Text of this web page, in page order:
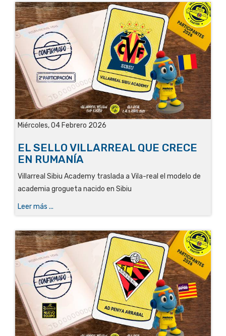
Miércoles, 04 Febrero 2026
EL SELLO VILLARREAL QUE CRECE
EN RUMANÍA
Villarreal Sibiu Academy traslada a Vila-real el modelo de
academia grogueta nacido en Sibiu
Leer más ...